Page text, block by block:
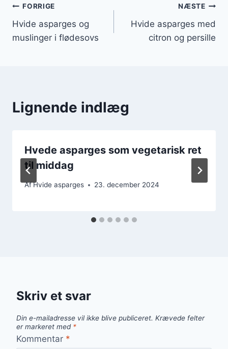
Indlægsnavigation
FORRIGE
Hvide asparges og
muslinger i flødesovs
NÆSTE
Hvide asparges med
citron og persille
Lignende indlæg
Hvede asparges som vegetarisk ret
til middag
AfHvide asparges 23. december 2024
Skriv et svar
Din e-mailadresse vil ikke blive publiceret. Krævede felter
er markeret med *
Kommentar *